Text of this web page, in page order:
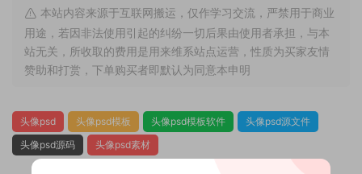
本站内容来源于互联网搬运，仅作学习交流，严禁用于商业
用途，若因非法使用引起的纠纷一切后果由使用者承担，与本
站无关，所收取的费用是用来维系站点运营，性质为买家友情
赞助和打赏，下单购买者即默认为同意本申明
头像psd 头像psd模板 头像psd模板软件
头像psd源文件
头像psd源码
头像psd素材